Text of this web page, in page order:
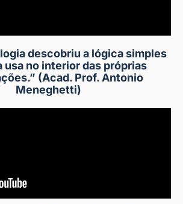
descobriu a lógica simples
usa no interior das próprias
(Acad. Prof. Antonio
Meneghetti)